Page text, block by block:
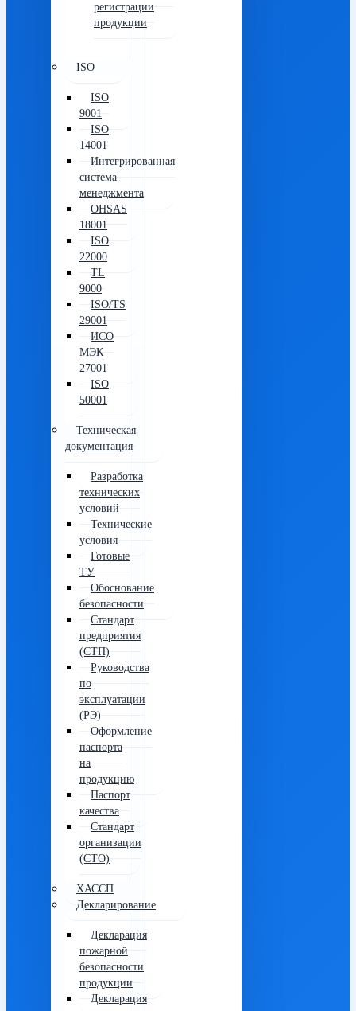
регистрации
продукции
ISO
ISO
9001
ISO
14001
Интегрированная
система
менеджмента
OHSAS
18001
ISO
22000
TL
9000
ISO/TS
29001
ИСО
МЭК
27001
ISO
50001
Техническая
документация
Разработка
технических
условий
Технические
условия
Готовые
ТУ
Обоснование
безопасности
Стандарт
предприятия
(СТП)
Руководства
по
эксплуатации
(РЭ)
Оформление
паспорта
на
продукцию
Паспорт
качества
Стандарт
организации
(СТО)
ХАССП
Декларирование
Декларация
пожарной
безопасности
продукции
Декларация